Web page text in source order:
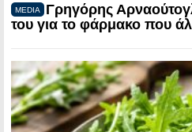
MEDIA
Γρηγόρης
του για το φάρμακο που